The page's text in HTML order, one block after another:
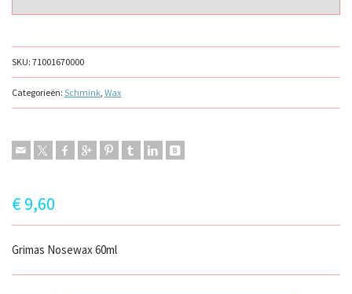
SKU: 71001670000
Categorieën: Schmink, Wax
€9,60
Grimas Nosewax 60ml